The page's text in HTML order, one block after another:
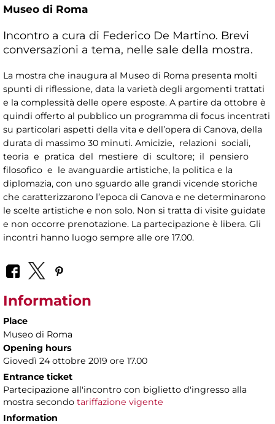
Museo di Roma
Incontro a cura di Federico De Martino. Brevi
conversazioni a tema, nelle sale della mostra.
La mostra che inaugura al Museo di Roma presenta molti
spunti di riflessione, data la varietà degli argomenti trattati
e la complessità delle opere esposte. A partire da ottobre è
quindi offerto al pubblico un programma di focus incentrati
su particolari aspetti della vita e dell’opera di Canova, della
durata di massimo 30 minuti. Amicizie, relazioni sociali,
teoria e pratica del mestiere di scultore; il pensiero
filosofico e le avanguardie artistiche, la politica e la
diplomazia, con uno sguardo alle grandi vicende storiche
che caratterizzarono l’epoca di Canova e ne determinarono
le scelte artistiche e non solo. Non si tratta di visite guidate
e non occorre prenotazione. La partecipazione è libera. Gli
incontri hanno luogo sempre alle ore 17.00.
Information
Place
Museo di Roma
Opening hours
Giovedì 24 ottobre 2019 ore 17.00
Entrance ticket
Partecipazione all'incontro con biglietto d'ingresso alla
mostra secondo tariffazione vigente
Information